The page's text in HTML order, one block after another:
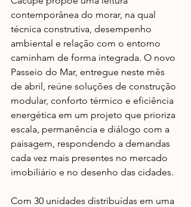
contemporânea do morar, na qual
técnica construtiva, desempenho
ambiental e relação com o entorno
caminham de forma integrada. O novo
Passeio do Mar, entregue neste mês
de abril, reúne soluções de construção
modular, conforto térmico e eficiência
energética em um projeto que prioriza
escala, permanência e diálogo com a
paisagem, respondendo a demandas
cada vez mais presentes no mercado
imobiliário e no desenho das cidades.
Com 30 unidades distribuídas em uma